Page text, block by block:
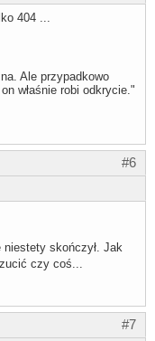
404 ...
Ale przypadkowo
właśnie robi odkrycie."
#6
skończył. Jak
czy coś...
#7